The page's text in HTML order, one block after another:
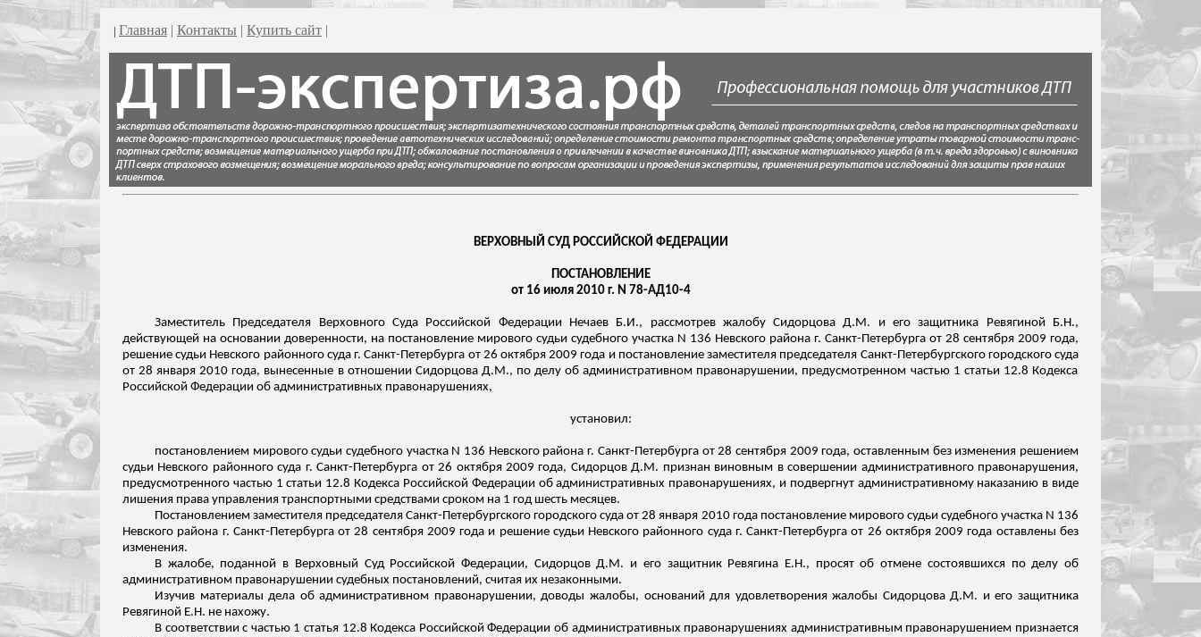
| Главная | Контакты | Купить сайт |
ВЕРХОВНЫЙ СУД РОССИЙСКОЙ ФЕДЕРАЦИИ
ПОСТАНОВЛЕНИЕ
от 16 июля 2010 г. N 78-АД10-4
Заместитель Председателя Верховного Суда Российской Федерации Нечаев Б.И., рассмотрев жалобуСидорцова Д.М. и его защитника Ревягиной Б.Н.,
действующей на основании доверенности, на постановление мирового судьи судебного участка N 136 Невского района г. Санкт-Петербурга от 28 сентября 2009 года,
решение судьи Невского районного суда г. Санкт-Петербурга от 26 октября 2009 года и постановление заместителя председателя Санкт-Петербургского городского суда
от 28 января 2010 года, вынесенные в отношении СидорцоваД.М., по делу об административном правонарушении, предусмотренном частью 1 статьи 12.8 Кодекса
Российской Федерации об административных правонарушениях,
установил:
постановлением мирового судьи судебного участка N 136 Невского района г. Санкт-Петербурга от 28 сентября 2009 года, оставленным без изменения решением
судьи Невского районного суда г. Санкт-Петербурга от 26 октября 2009 года, СидорцовД.М. признан виновным в совершении административного правонарушения,
предусмотренного частью 1 статьи 12.8 Кодекса Российской Федерации об административных правонарушениях, и подвергнут административному наказанию в виде
лишения права управления транспортными средствами сроком на 1 год шесть месяцев.
Постановлением заместителя председателя Санкт-Петербургского городского суда от 28 января 2010 года постановление мирового судьи судебного участка N 136
Невского района г. Санкт-Петербурга от 28 сентября 2009 года и решение судьи Невского районного суда г. Санкт-Петербурга от 26 октября 2009 года оставлены без
изменения.
В жалобе, поданной в Верховный Суд Российской Федерации, СидорцовД.М. и его защитник Ревягина Е.Н., просят об отмене состоявшихся по делу об
административном правонарушении судебных постановлений, считая их незаконными.
Изучив материалы дела об административном правонарушении, доводы жалобы, оснований для удовлетворения жалобы СидорцоваД.М. и его защитника
Ревягиной Е.Н. не нахожу.
В соответствии с частью 1 статья 12.8 Кодекса Российской Федерации об административных правонарушениях административным правонарушением признается